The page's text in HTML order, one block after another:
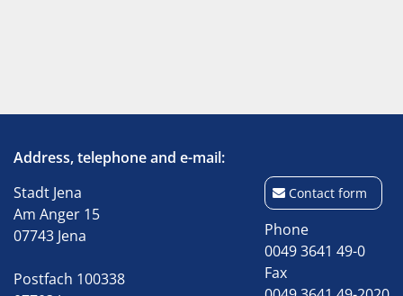
Address, telephone and e-mail:
Stadt Jena
Am Anger 15
07743 Jena
Postfach 100338
Contact form
Phone
0049 3641 49-0
Fax